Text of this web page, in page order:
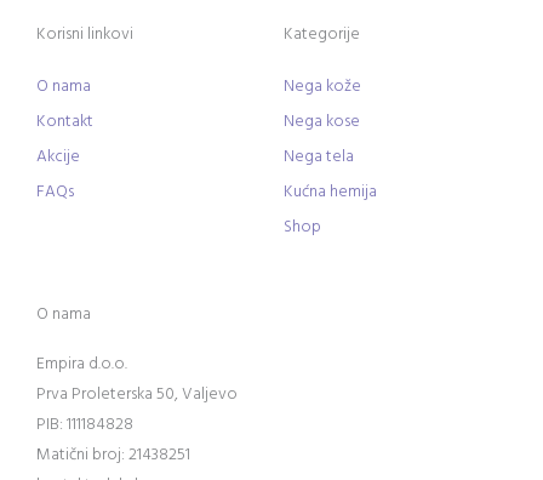
Korisni linkovi
O nama
Kontakt
Akcije
FAQs
Kategorije
Nega kože
Nega kose
Nega tela
Kućna hemija
Shop
O nama
Empira d.o.o.
Prva Proleterska 50, Valjevo
PIB: 111184828
Matični broj: 21438251